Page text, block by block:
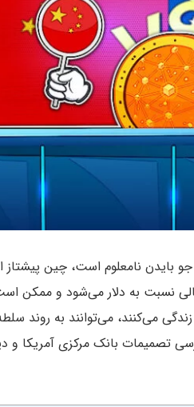
بایدن نامعلوم است، چین
نسبت به دلار می‌شود و ممکن است
چینی در آمریکا زندگی می‌کنند، می‌توانند
تصمیمات بانک مرکزی آمریکا